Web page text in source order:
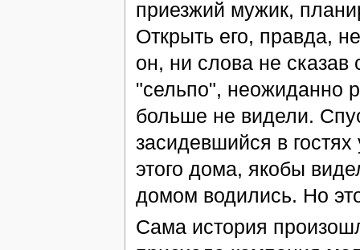
приезжий мужик,
Открыть его, правда,
он, ни слова не
"сельпо", неожиданно
больше не видели.
засидевшийся в
этого дома, якобы
домом водились. Но
Сама история